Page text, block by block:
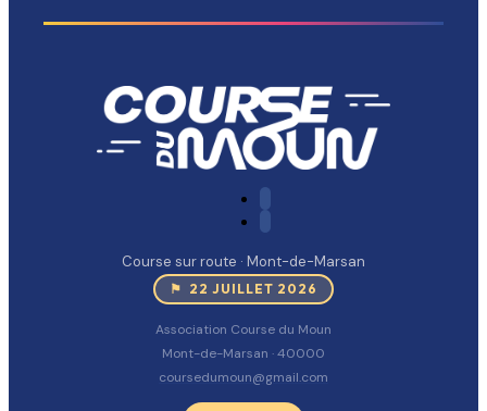
Course sur route · Mont-de-Marsan
⚑ 22 JUILLET 2026
Association Course du Moun
Mont-de-Marsan · 40000
coursedumoun@gmail.com